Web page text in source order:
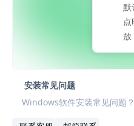
安装常见问题
Windows软件安装常见问题？
默